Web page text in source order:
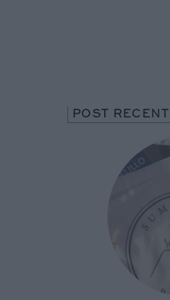
POST RECENTI